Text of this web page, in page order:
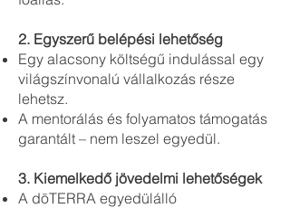
2. Egyszerű belépési lehetőség
Egy alacsony költségű indulással egy
világszínvonalú vállalkozás része
lehetsz.
A mentorálás és folyamatos támogatás
garantált – nem leszel egyedül.
3. Kiemelkedő jövedelmi lehetőségek
A dōTERRA egyedülálló